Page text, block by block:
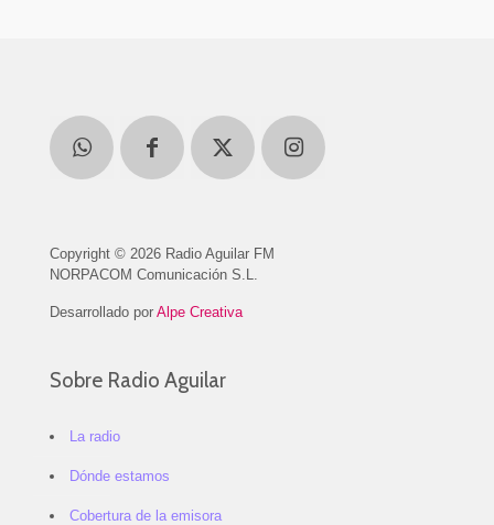
Copyright © 2026 Radio Aguilar FM
NORPACOM Comunicación S.L.
Desarrollado por Alpe Creativa
Sobre Radio Aguilar
La radio
Dónde estamos
Cobertura de la emisora